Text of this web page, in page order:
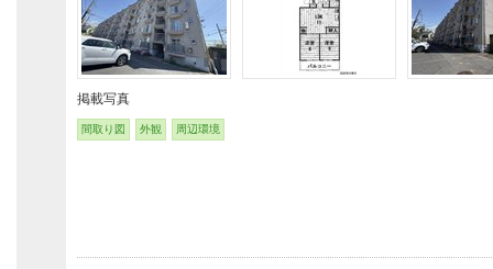
掲載写真
間取り図 外観 周辺環境